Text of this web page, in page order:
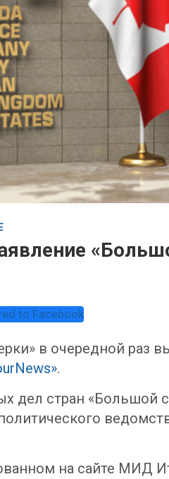
в очередной раз
.
дел стран «Большой
на сайте МИД